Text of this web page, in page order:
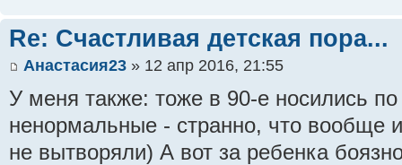
Re: Счастливая детская пора...
Анастасия23 » 12 апр 2016, 21:55
У меня также: тоже в 90-е носились
ненормальные - странно, что вообще
не вытворяли) А вот за ребенка